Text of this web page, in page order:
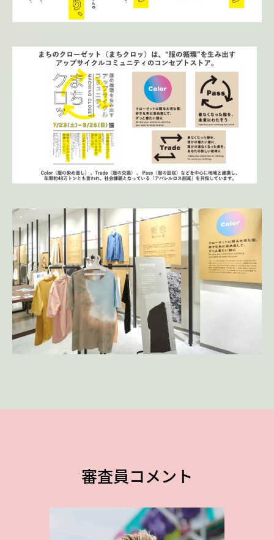
審査員コメント